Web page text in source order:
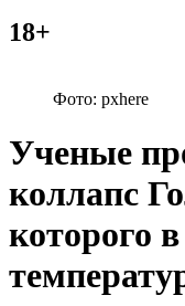
18+
Фото: pxhere
Ученые
коллапс
которого